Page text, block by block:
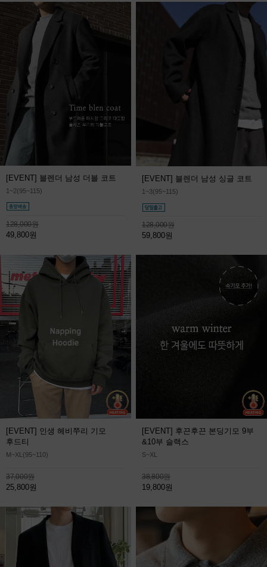
[EVENT] 블렌더 남성 더블 코트
1~2(95~115)
128,000원
49,800원
[EVENT] 블렌더 남성 싱글 코트
1~3(95~115)
128,000원
59,800원
[EVENT] 인생 헤비쭈리 기모
후드티
M~XL(95~110)
37,000원
25,800원
[EVENT] 후끈후끈 본딩기모 9부
&10부 슬랙스
S~XL
38,800원
19,800원